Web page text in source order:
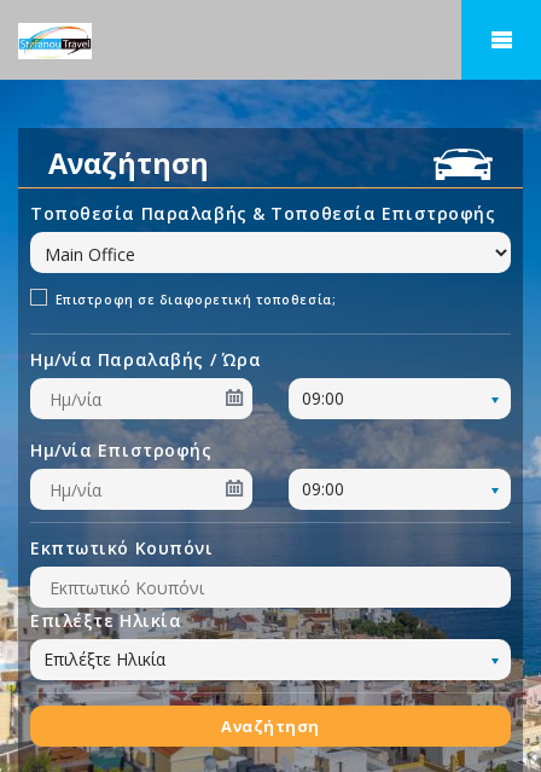
Αναζήτηση
Τοποθεσία Παραλαβής & Τοποθεσία Επιστροφής
Επιστροφη σε διαφορετική τοποθεσία;
Ημ/νία Παραλαβής / Ώρα
09:00
Ημ/νία Επιστροφής
09:00
Εκπτωτικό Κουπόνι
Επιλέξτε Ηλικία
Επιλέξτε Ηλικία
Αναζήτηση